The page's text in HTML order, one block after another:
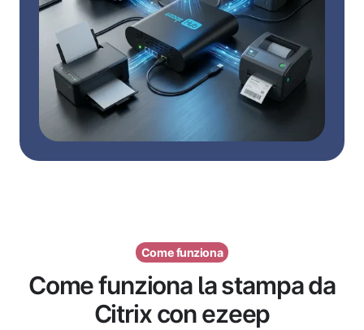
Come funziona
Come funziona la stampa da
Citrix con ezeep